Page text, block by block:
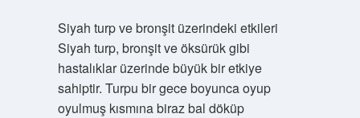
Siyah turp ve bronşit üzerindeki etkileri
Siyah turp, bronşit ve öksürük gibi
hastalıklar üzerinde büyük bir etkiye
sahiptir. Turpu bir gece boyunca oyup
oyulmuş kısmına biraz bal döküp